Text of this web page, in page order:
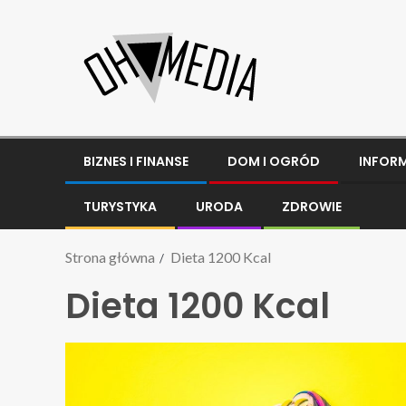
BIZNES I FINANSE DOM I OGRÓD
TURYSTYKA URODA ZDROWIE
Strona główna Dieta 1200 Kcal
Dieta 1200 Kcal